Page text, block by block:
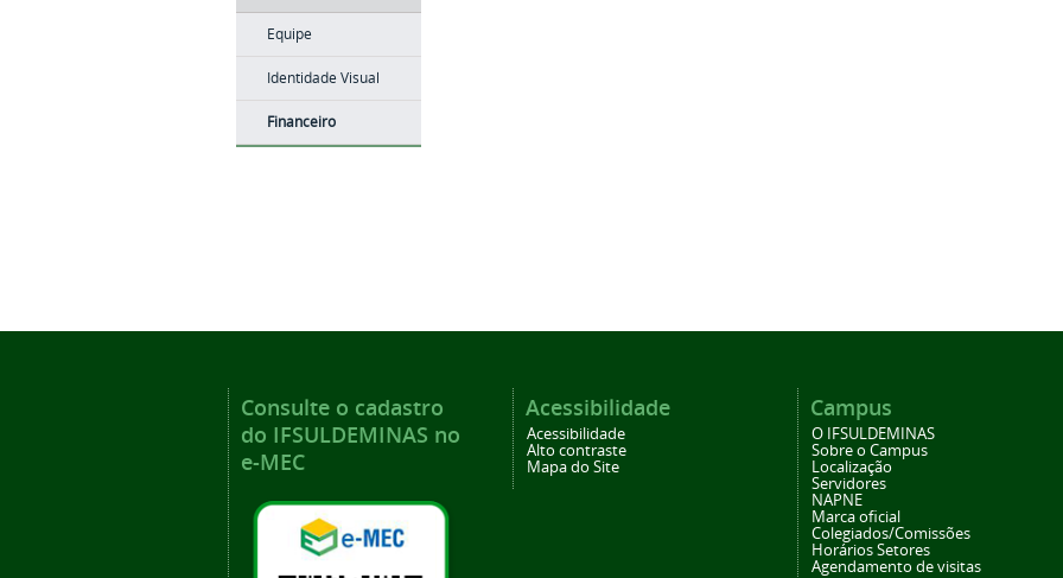
Equipe
Identidade Visual
Financeiro
Consulte o cadastro
do IFSULDEMINAS no
e-MEC
Acessibilidade
Acessibilidade
Alto contraste
Mapa do Site
Campus
O IFSULDEMINAS
Sobre o Campus
Localização
Servidores
NAPNE
Marca oficial
Colegiados/Comissões
Horários Setores
Agendamento de visitas